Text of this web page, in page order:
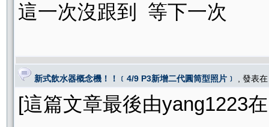
這一次沒跟到 等下一次
新式飲水器概念機！！﹝4/9 P3新增二代圓筒型照片﹞ , 發表
[這篇文章最後由yang1223